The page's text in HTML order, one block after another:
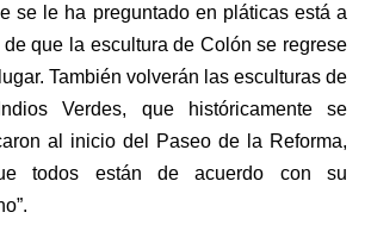
se le ha preguntado en pláticas está a
de que la escultura de Colón se regrese
También volverán las esculturas de
Verdes, que históricamente se
al inicio del Paseo de la Reforma,
todos están de acuerdo con su